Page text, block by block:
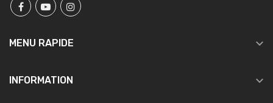
MENU RAPIDE 
INFORMATION 